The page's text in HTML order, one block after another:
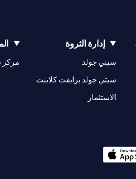
إدارة الثروة
سيتي جولد
سيتي جولد برايفت كلاينت
الاستثمار
مركز